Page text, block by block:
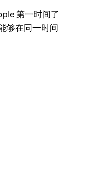
第一时间了
够在同一时间